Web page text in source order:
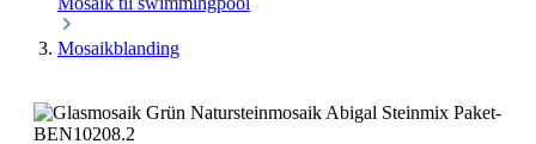
Mosaikblanding